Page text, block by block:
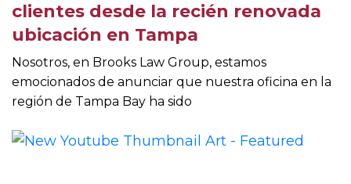
clientes desde la recién renovada
ubicación en Tampa
Nosotros, en Brooks Law Group, estamos
emocionados de anunciar que nuestra oficina en la
región de Tampa Bay ha sido